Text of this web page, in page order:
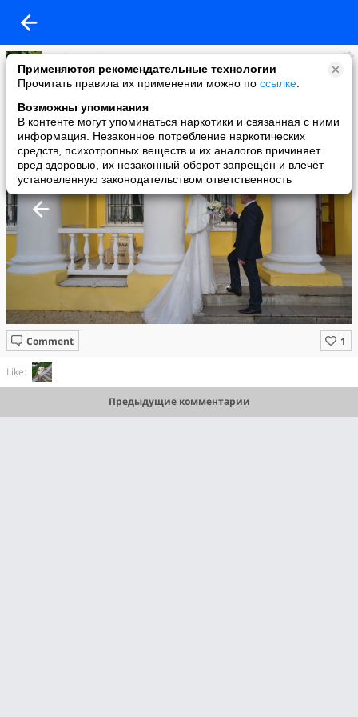
Применяются рекомендательные технологии
Прочитать правила их применении можно по ссылке
Возможны упоминания
В контенте могут упоминаться наркотики и связанная с ними
информация. Незаконное потребление наркотических
средств, психотропных веществ и их аналогов причиняет
вред здоровью, их незаконный оборот запрещён и влечёт
установленную законодательством ответственность
Sasha Denisova
added a photo
09 Dec в 11:45
Comment
Like:
Предыдущие комментарии